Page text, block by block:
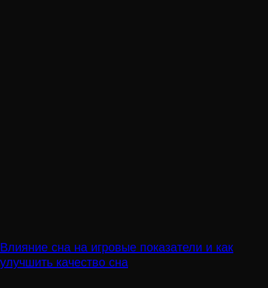
Влияние сна на игровые показатели и как
улучшить качество сна